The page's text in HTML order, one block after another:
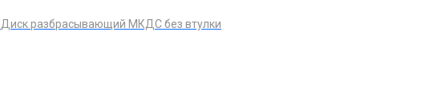
Диск разбрасывающий МКДС без втулки